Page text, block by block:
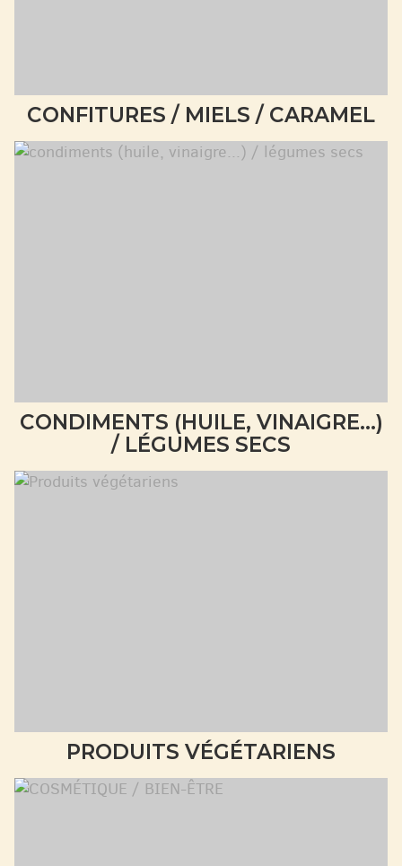
CONFITURES / MIELS / CARAMEL
CONDIMENTS (HUILE, VINAIGRE...)
/ LÉGUMES SECS
PRODUITS VÉGÉTARIENS